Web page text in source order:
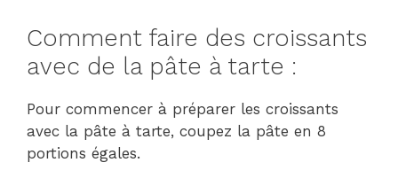
Comment faire des croissants
avec de la pâte à tarte :
Pour commencer à préparer les croissants
avec la pâte à tarte, coupez la pâte en 8
portions égales.